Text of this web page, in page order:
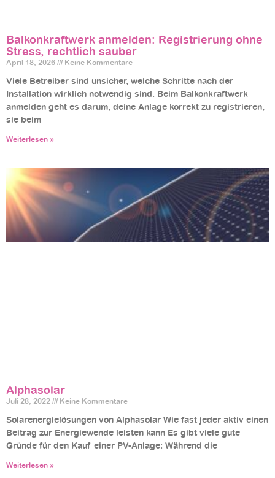
Balkonkraftwerk anmelden: Registrierung ohne
Stress, rechtlich sauber
April 18, 2026 Keine Kommentare
Viele Betreiber sind unsicher, welche Schritte nach der
Installation wirklich notwendig sind. Beim Balkonkraftwerk
anmelden geht es darum, deine Anlage korrekt zu registrieren,
sie beim
Weiterlesen »
Alphasolar
Juli 28, 2022 Keine Kommentare
Solarenergielösungen von Alphasolar Wie fast jeder aktiv einen
Beitrag zur Energiewende leisten kann Es gibt viele gute
Gründe für den Kauf einer PV-Anlage: Während die
Weiterlesen »